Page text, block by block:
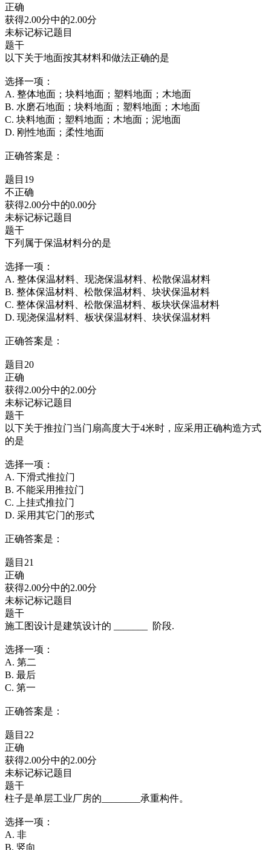
正确
获得2.00分中的2.00分
未标记标记题目
题干
以下关于地面按其材料和做法正确的是
选择一项：
A. 整体地面；块料地面；塑料地面；木地面
B. 水磨石地面；块料地面；塑料地面；木地面
C. 块料地面；塑料地面；木地面；泥地面
D. 刚性地面；柔性地面
正确答案是：
题目19
不正确
获得2.00分中的0.00分
未标记标记题目
题干
下列属于保温材料分的是
选择一项：
A. 整体保温材料、现浇保温材料、松散保温材料
B. 整体保温材料、松散保温材料、块状保温材料
C. 整体保温材料、松散保温材料、板块状保温材料
D. 现浇保温材料、板状保温材料、块状保温材料
正确答案是：
题目20
正确
获得2.00分中的2.00分
未标记标记题目
题干
以下关于推拉门当门扇高度大于4米时，应采用正确构造方式
的是
选择一项：
A. 下滑式推拉门
B. 不能采用推拉门
C. 上挂式推拉门
D. 采用其它门的形式
正确答案是：
题目21
正确
获得2.00分中的2.00分
未标记标记题目
题干
施工图设计是建筑设计的 _______ 阶段.
选择一项：
A. 第二
B. 最后
C. 第一
正确答案是：
题目22
正确
获得2.00分中的2.00分
未标记标记题目
题干
柱子是单层工业厂房的________承重构件。
选择一项：
A. 非
B. 竖向